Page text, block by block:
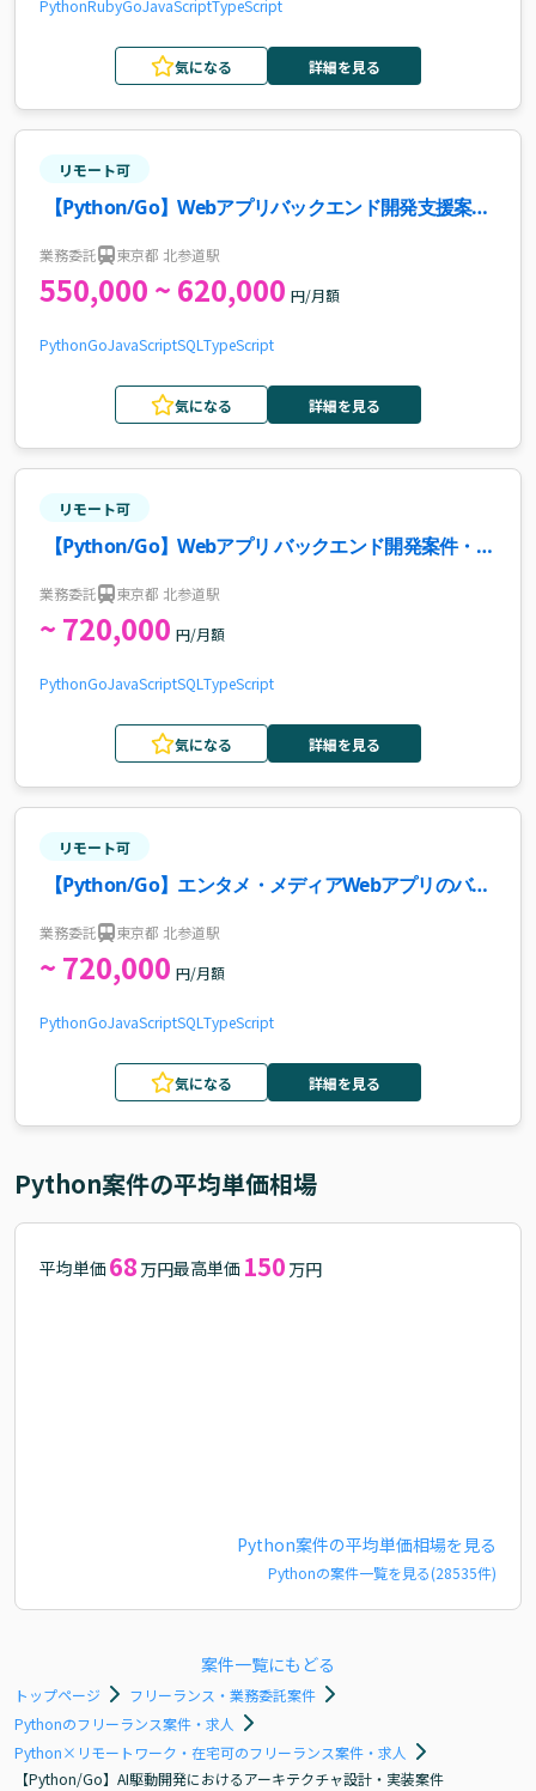
PythonRubyGoJavaScriptTypeScript
気になる 詳細を見る
リモート可
【Python/Go】Webアプリバックエンド開発支援案
業務委託 東京都 北参道駅
550,000 ~ 620,000 円/月額
PythonGoJavaScriptSQL TypeScript
気になる 詳細を見る
リモート可
【Python/Go】Webアプリ バックエンド開発案件・求
業務委託 東京都 北参道駅
~ 720,000 円/月額
PythonGoJavaScriptSQL TypeScript
気になる 詳細を見る
リモート可
【Python/Go】エンタメ・メディアWebアプリのバッ
業務委託 東京都 北参道駅
~ 720,000 円/月額
PythonGoJavaScriptSQL TypeScript
気になる 詳細を見る
Python案件の平均単価相場
平均単価 68 万円最高単価 150 万円
Python案件の平均単価相場を見る
Pythonの案件一覧を見る(28535件)
案件一覧にもどる
トップページ
フリーランス・業務委託案件
Pythonのフリーランス案件・求人
Python×リモートワーク・在宅可のフリーランス案件・求人
【Python/Go】AI駆動開発におけるアーキテクチャ設計・実装案件